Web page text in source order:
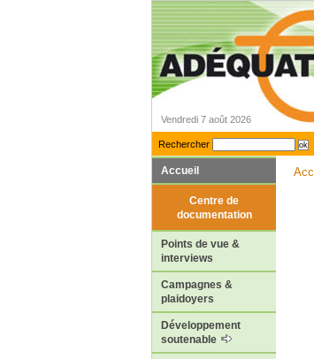
Vendredi 7 août 2026
Rechercher
Accueil
Centre de
documentation
Points de vue &
interviews
Campagnes &
plaidoyers
Développement
soutenable